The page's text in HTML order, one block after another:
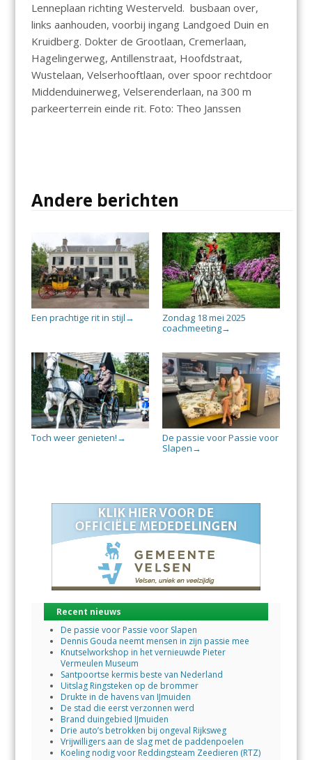
Lenneplaan richting Westerveld. busbaan over,
links aanhouden, voorbij ingang Landgoed Duin en
Kruidberg. Dokter de Grootlaan, Cremerlaan,
Hagelingerweg, Antillenstraat, Hoofdstraat,
Wustelaan, Velserhooftlaan, over spoor rechtdoor
Middenduinerweg, Velserenderlaan, na 300 m
parkeerterrein einde rit. Foto: Theo Janssen
Andere berichten
Een prachtige rit in stijl →
Zondag 18 mei 2025
coachmeeting→
Toch weer genieten! →
De passie voor Passie voor
Slapen →
Recent nieuws
De passie voor Passie voor Slapen
Dennis Gouda neemt mensen in zijn passie mee
Knutselworkshop in het vernieuwde Pieter
Vermeulen Museum
Santpoortse kermis beste van Nederland
Uitslag Ringsteken op de brommer
Drukte in de havens van IJmuiden
De stad die eerst verzonnen werd
Brand duingebied IJmuiden
Drie auto’s betrokken bij ongeval Rijksweg
Vrijwilligers aan de slag met de paddenpoelen
Koeling nodig voor Reddingsteam Zeedieren (RTZ)